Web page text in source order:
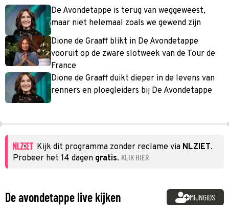
De Avondetappe is terug van weggeweest,
maar niet helemaal zoals we gewend zijn
Dione de Graaff blikt in De Avondetappe
vooruit op de zware slotweek van de Tour de
France
Dione de Graaff duikt dieper in de levens van
renners en ploegleiders bij De Avondetappe
Kijk dit programma zonder reclame via NLZIET.
Probeer het 14 dagen gratis. KLIK HIER
De avondetappe live kijken MIJNGIDS